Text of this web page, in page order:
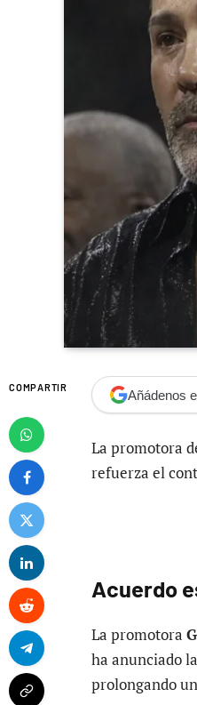
COMPARTIR Añádenos
La promotora
refuerza el
Acuerdo
La promotora
ha anunciado la
prolongando